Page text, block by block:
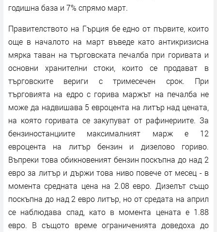
годишна база и 7% спрямо март.
Правителството на Гърция бе едно от първите, които
още в началото на март въведе като антикризисна
мярка таван на търговската печалба при горивата и
основни хранителни стоки, които се продават в
търговските вериги с тримесечен срок. При
търговията на едро с горива маржът на печалба не
може да надвишава 5 евроцента на литър над цената,
на която горивата се закупуват от рафинериите. За
бензиностанциите максималният марж е 12
евроцента на литър бензин и дизелово гориво.
Въпреки това обикновеният бензин поскъпна до над 2
евро за литър и държи това ниво повече от месец - в
момента средната цена на 2.08 евро. Дизелът също
поскъпна до над 2 евро литър, но от средата на април
се наблюдава спад, като в момента цената е 1.88
евро. В същото време ограниченията доведоха до